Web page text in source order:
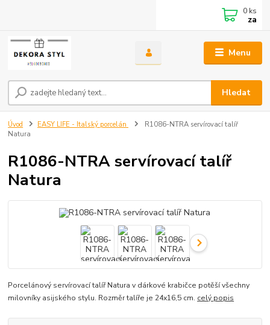
Menu
Hledat
0 ks
za
Úvod EASY LIFE - Italský porcelán
R1086-NTRA servírovací talíř
Natura
R1086-NTRA servírovací talíř
Natura
Porcelánový servírovací talíř Natura v dárkové krabičce potěší všechny
milovníky asijského stylu. Rozměr talíře je 24x16,5 cm. celý popis